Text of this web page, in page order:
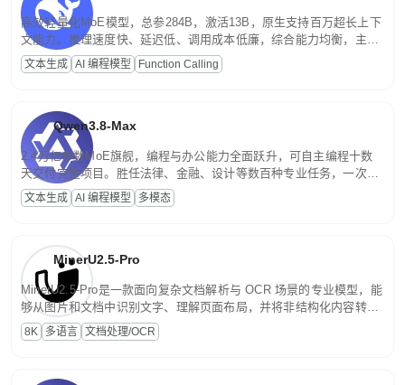
高效轻量化MoE模型，总参284B，激活13B，原生支持百万超长上下
文能力。推理速度快、延迟低、调用成本低廉，综合能力均衡，主打
高并发、轻量化任务，适合日常对话、内容创作、基础 RAG、批量
文案处理等普惠刚需场景。
文本生成 AI 编程模型 Function Calling
Qwen3.8-Max
2.4万亿参数MoE旗舰，编程与办公能力全面跃升，可自主编程十数
天交付完整项目。胜任法律、金融、设计等数百种专业任务，一次对
话端到端交付生产级成果。原生视觉理解贯穿规划、执行与验证全流
程，支持超长文档与长视频的深度语义解析。长程任务中自主规划与
文本生成 AI 编程模型 多模态
MinerU2.5-Pro
MinerU2.5-Pro是一款面向复杂文档解析与 OCR 场景的专业模型，能
够从图片和文档中识别文字、理解页面布局，并将非结构化内容转换
为便于存储、检索和二次处理的结构化结果。
8K 多语言 文档处理/OCR